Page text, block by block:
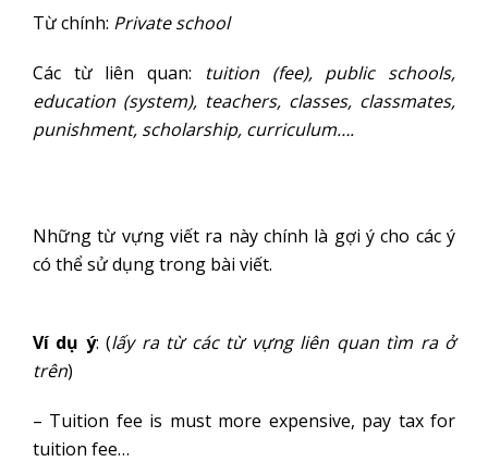
Từ chính: Private school
Các từ liên quan: tuition (fee), public schools,
education (system), teachers, classes, classmates,
punishment, scholarship, curriculum….
Những từ vựng viết ra này chính là gợi ý cho các ý
có thể sử dụng trong bài viết.
Ví dụ ý: (lấy ra từ các từ vựng liên quan tìm ra ở
trên)
– Tuition fee is must more expensive, pay tax for
tuition fee…